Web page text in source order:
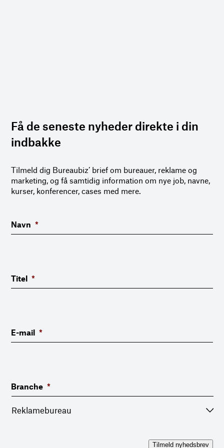
Få de seneste nyheder direkte i din
indbakke
Tilmeld dig Bureaubiz’ brief om bureauer, reklame og
marketing, og få samtidig information om nye job, navne,
kurser, konferencer, cases med mere.
Navn *
Titel *
E-mail *
Branche *
Tilmeld nyhedsbrev